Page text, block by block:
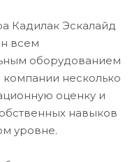
Кадилак Эскалайд
всем
оборудованием
несколько
оценку и
навыков
уровне.